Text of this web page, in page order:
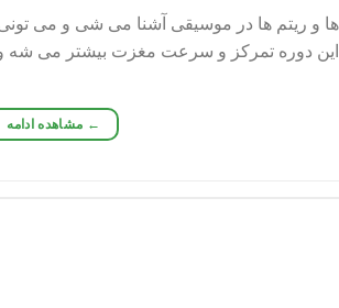
ها و ریتم ها در موسیقی آشنا می شی و می
این دوره تمرکز و سرعت مغزت بیشتر می
← مشاهده ادامه